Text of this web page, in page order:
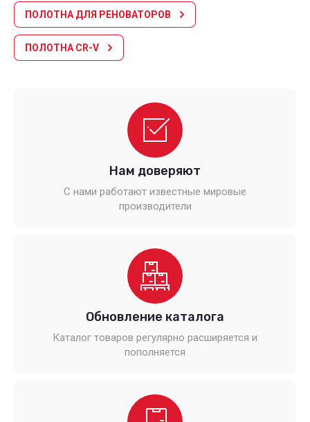
ПОЛОТНА ДЛЯ РЕНОВАТОРОВ
ПОЛОТНА CR-V
Нам доверяют
С нами работают известные мировые
производители
Обновление каталога
Каталог товаров регулярно расширяется и
пополняется